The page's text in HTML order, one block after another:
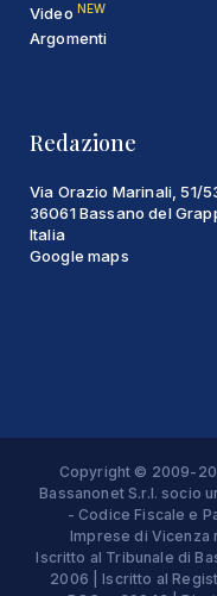
Video NEW
Argomenti
Redazione
Via Orazio Marinali, 51/
36061 Bassano del
Italia
Google maps
Copyright © 2009-
Bassanonet S.r.l. socio
- Codice Fiscale e
Imprese di Vicenza
Iscritto al Tribunale di
2006 | Iscritto al